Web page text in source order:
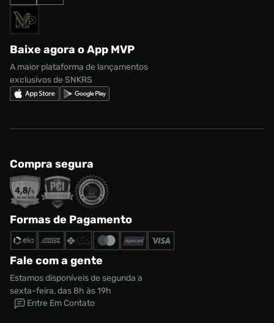
Acessórios
Marcas
adidas Adi2000
adidas Campus
Nike Shox
Termos de uso
Política de privacidade
Regulamento CRM/ CASHBACK
Regulamento Cupom
Solicite seus dados
Baixe agora o App MVP
A maior plataforma de lançamentos
exclusivos de SNKRS
Compra segura
Formas de Pagamento
Fale com a gente
Estamos disponíveis de segunda a
sexta-feira, das 8h às 19h
Entre Em Contato